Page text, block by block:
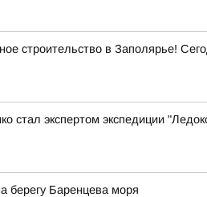
строительство в Заполярье!
стал экспертом экспедиции
берегу Баренцева моря